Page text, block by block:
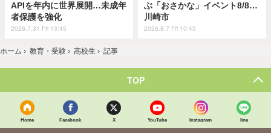
APIを年内に世界展開…未成年
者保護を強化
2026.7.31 Fri 13:45
ぶ「おさかな」イベント8/8…
川崎市
2026.8.7 Fri 10:45
ホーム › 教育・受験 › 高校生 › 記事
TOP
Home Facebook X YouTube Instagram line